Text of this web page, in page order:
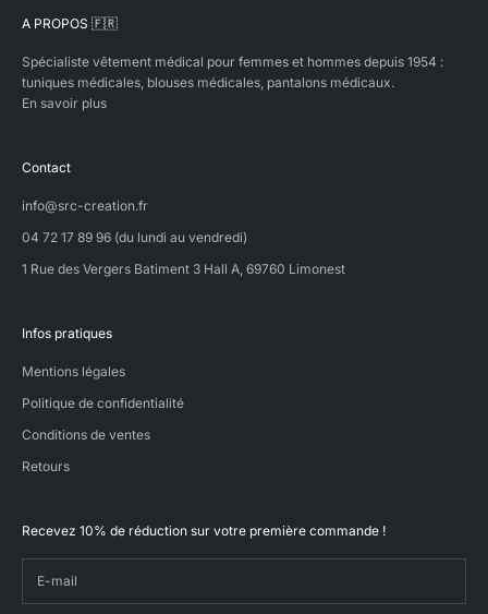
A PROPOS 🇫🇷
Spécialiste vêtement médical pour femmes et hommes depuis 1954 :
tuniques médicales, blouses médicales, pantalons médicaux.
En savoir plus
Contact
info@src-creation.fr
04 72 17 89 96 (du lundi au vendredi)
1 Rue des Vergers Batiment 3 Hall A, 69760 Limonest
Infos pratiques
Mentions légales
Politique de confidentialité
Conditions de ventes
Retours
Recevez 10% de réduction sur votre première commande !